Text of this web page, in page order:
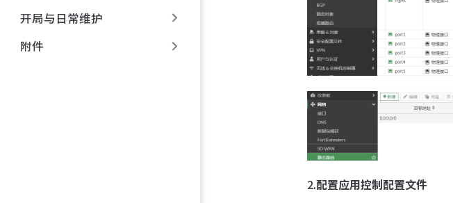
开局与日常维护
附件
2.配置应用控制配置文件